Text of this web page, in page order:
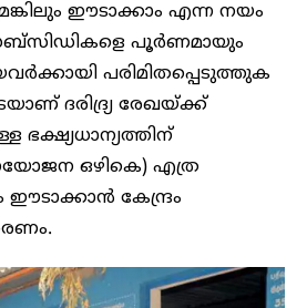
ഈടാക്കാം എന്ന നയം
സബ്സിഡികളെ പൂർണമായും
പരിമിതപ്പെടുത്തുക
ദരിദ്ര്യ രേഖയ്ക്ക്
ഭക്ഷ്യധാന്യത്തിന്
ഒഴികെ) എത്ര
കേന്ദ്രം